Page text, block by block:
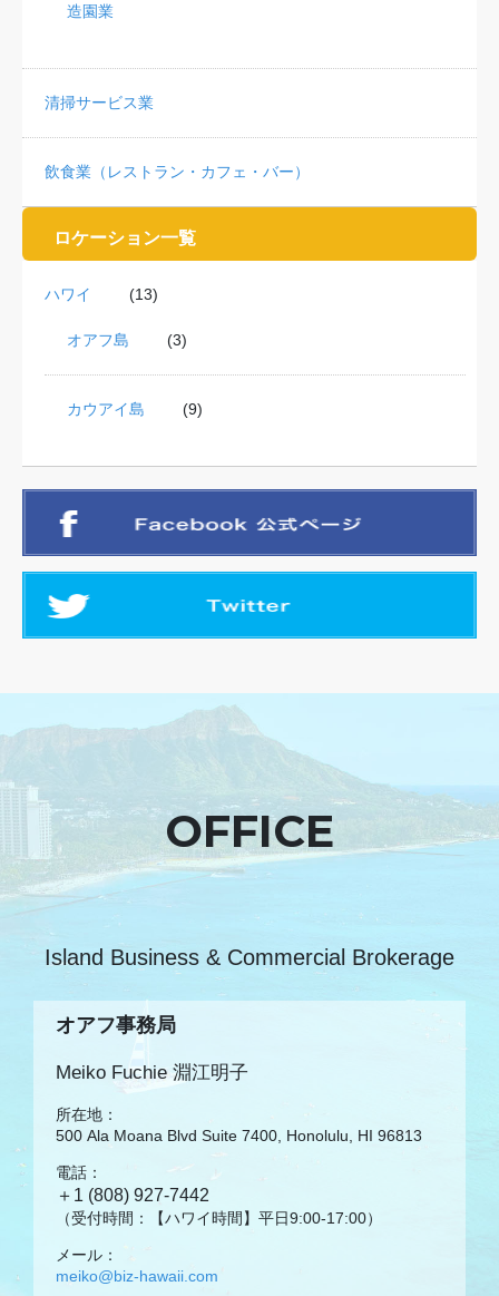
造園業
清掃サービス業
飲食業（レストラン・カフェ・バー）
ロケーション一覧
ハワイ (13)
オアフ島 (3)
カウアイ島 (9)
OFFICE
Island Business & Commercial Brokerage
オアフ事務局
Meiko Fuchie 淵江明子
所在地：
500 Ala Moana Blvd Suite 7400, Honolulu, HI 96813
電話：
＋1 (808) 927-7442
（受付時間：【ハワイ時間】平日9:00-17:00）
メール：
meiko@biz-hawaii.com